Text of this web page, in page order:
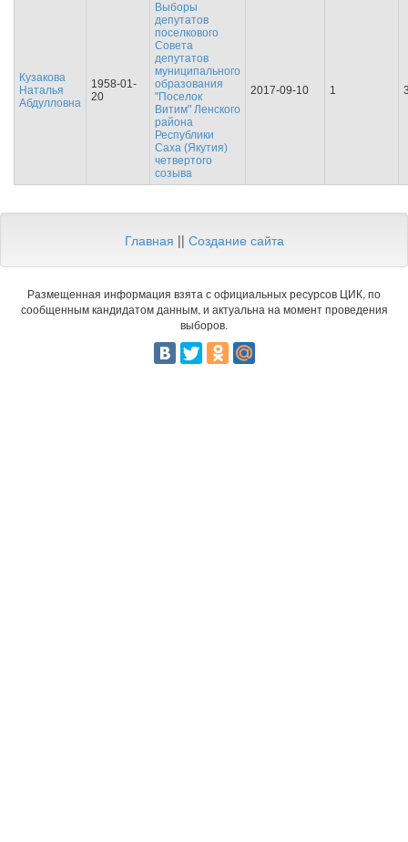
Кузакова
Наталья
Абдулловна
1958-01-
20
Выборы
депутатов
поселкового
Совета
депутатов
муниципального
образования
"Поселок
Витим" Ленского
района
Республики
Саха (Якутия)
четвертого
созыва
2017-09-10 1
Главная || Создание сайта
Размещенная информация взята с официальных ресурсов ЦИК, по
сообщенным кандидатом данным, и актуальна на момент проведения
выборов.